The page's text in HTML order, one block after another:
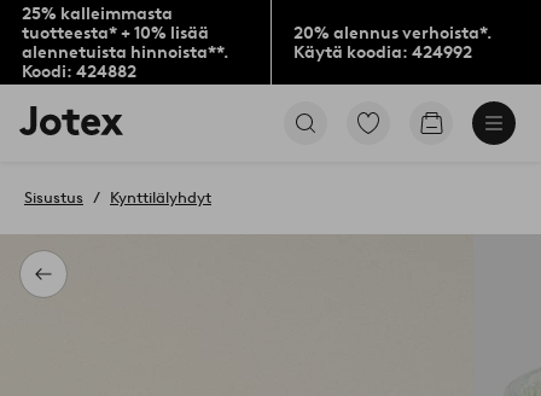
25% kalleimmasta
tuotteesta* + 10% lisää
alennetuista hinnoista**.
Koodi: 424882
20% alennus verhoista*.
Käytä koodia: 424992
Jotex-
logo
aloitussivulle
Siirry
Siirry
Takaisin
Sisustus Kynttilälyhdyt